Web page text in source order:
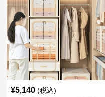
¥5,140 (税込)